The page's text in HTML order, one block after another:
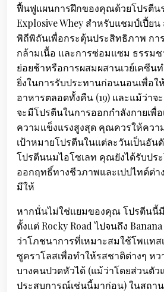
ฟื้นฟูแผนการฝึกของคุณด้วยโปรตีน
Explosive Whey สำหรับแชมป์เปี้ยน
พิถีพิถันเพื่อกระตุ้นประสิทธิภาพ กา
กล้ามเนื้อ และการซ่อมแซม ธรรม
ย่อยช้าหรือการผสมผสานเวย์เคซีน
ยิ่งในการรับประทานก่อนนอนเพื่อใ
อาหารตลอดทั้งคืน (19) และแม้ว่าจ
จะมีโปรตีนในการออกกำลังกายเพื่
ความแข็งแรงสูงสุด คุณควรให้คว
เป้าหมายโปรตีนในแต่ละวันเป็นอันดั
โปรตีนนมไอโซเลท คุณยังได้รับปร
ออกฤทธิ์ทางชีวภาพและเปปไทด์ต่
มีให้
หากนั่นไม่ใช่แยมของคุณ โปรตีนนี้
ตั้งแต่ Rocky Road ไปจนถึง
ว่าโภชนาการที่เหมาะสมใช้โพแทส
ซูคราโลสเพื่อทำให้รสชาติต่างๆ ห
บางคนปวดหัวได้ (แม้ว่าโดยส่วนตัว
ประสบการณ์เช่นนี้มาก่อน) ในสถา